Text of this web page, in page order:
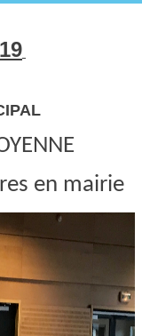
en mairie